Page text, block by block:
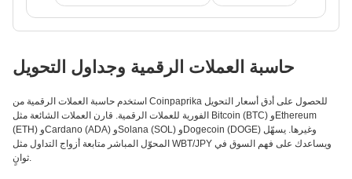
حاسبة العملات الرقمية وجداول التحويل
استخدم حاسبة العملات الرقمية من Coinpaprika للحصول على أدق أسعار التحويل
الفورية للعملات الرقمية. قارن العملات الشائعة مثل Bitcoin (BTC) وEthereum
(ETH) وCardano (ADA) وSolana (SOL) وDogecoin (DOGE) وغيرها. يسهّل
المحوّل المباشر متابعة أزواج التداول مثل WBT/JPY ويساعدك على فهم السوق في
ثوانٍ.